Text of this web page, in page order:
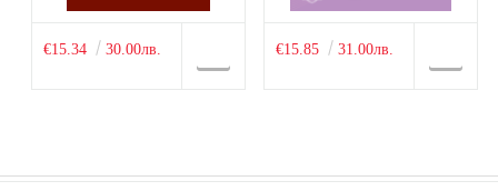
€15.34 30.00лв. €15.85 31.00лв.